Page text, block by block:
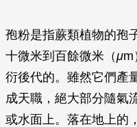
孢粉是指蕨類植物的孢
十微米到百餘微米（μm
衍後代的。雖然它們產
成天職，絕大部分隨氣
或水面上。落在地上的